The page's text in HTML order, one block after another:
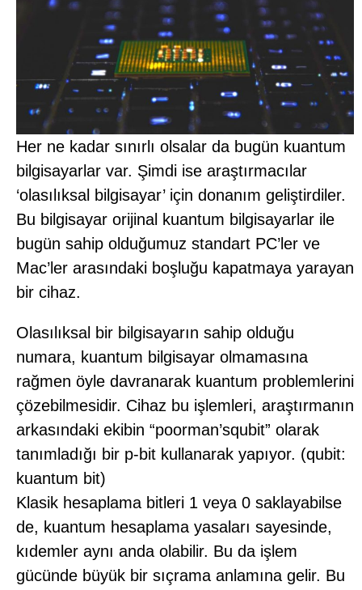
Her ne kadar sınırlı olsalar da bugün kuantum
bilgisayarlar var. Şimdi ise araştırmacılar
‘olasılıksal bilgisayar’ için donanım geliştirdiler.
Bu bilgisayar orijinal kuantum bilgisayarlar ile
bugün sahip olduğumuz standart PC’ler ve
Mac’ler arasındaki boşluğu kapatmaya yarayan
bir cihaz.
Olasılıksal bir bilgisayarın sahip olduğu
numara, kuantum bilgisayar olmamasına
rağmen öyle davranarak kuantum problemlerini
çözebilmesidir. Cihaz bu işlemleri, araştırmanın
arkasındaki ekibin “poorman’squbit” olarak
tanımladığı bir p-bit kullanarak yapıyor. (qubit:
kuantum bit)
Klasik hesaplama bitleri 1 veya 0 saklayabilse
de, kuantum hesaplama yasaları sayesinde,
kıdemler aynı anda olabilir. Bu da işlem
gücünde büyük bir sıçrama anlamına gelir. Bu